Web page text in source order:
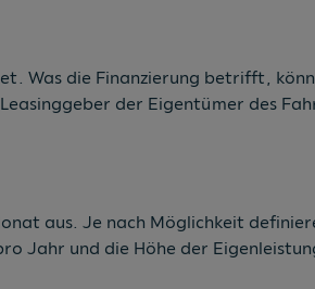
Was die Finanzierung betrifft,
der Eigentümer des
aus. Je nach Möglichkeit
Jahr und die Höhe der